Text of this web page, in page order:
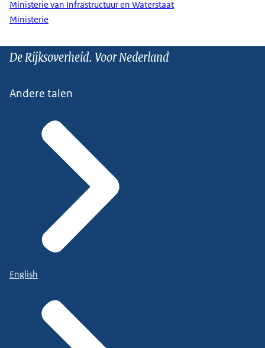
Ministerie van Infrastructuur en Waterstaat
Ministerie
De Rijksoverheid. Voor Nederland
Andere talen
English